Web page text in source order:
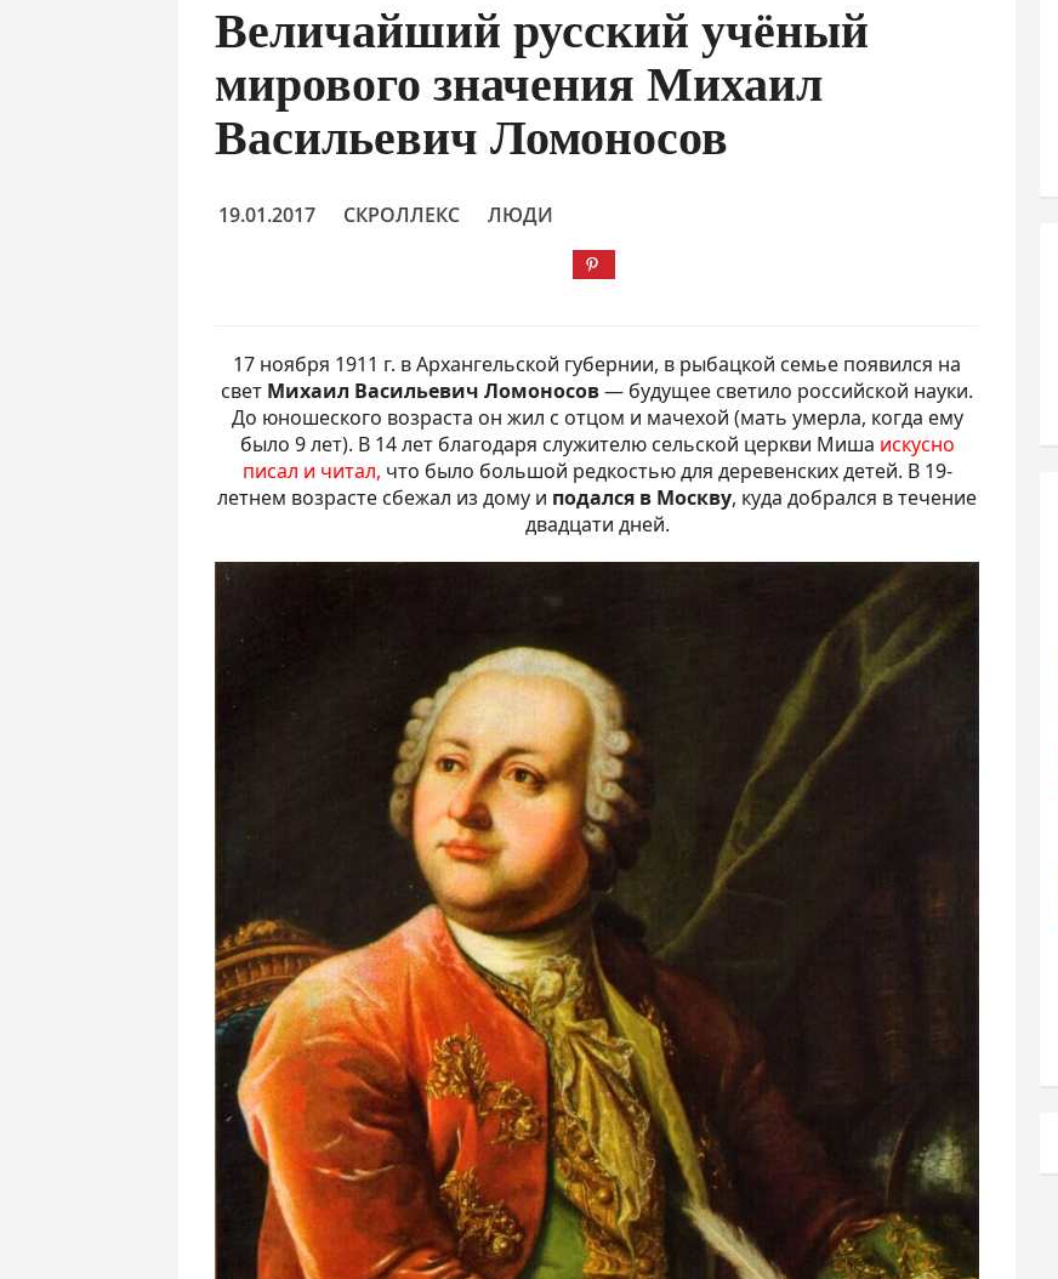
Величайший русский учёный
мирового значения Михаил
Васильевич Ломоносов
19.01.2017 СКРОЛЛЕКС ЛЮДИ
17 ноября 1911 г. в Архангельской губернии, в рыбацкой семье появился на
свет Михаил Васильевич Ломоносов— будущее светило российской науки.
До юношеского возраста он жил с отцом и мачехой (мать умерла, когда ему
было 9 лет). В 14 лет благодаря служителю сельской церкви Миша искусно
писал и читал, что было большой редкостью для деревенских детей. В 19-
летнем возрасте сбежал из дому и подался в Москву, куда добрался в течение
двадцати дней.